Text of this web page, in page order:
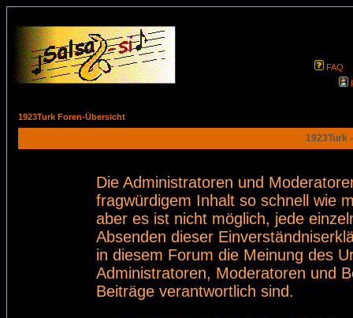
FAQ
1923Turk Foren-Übersicht
1923Turk
Die Administratoren und
fragwürdigem Inhalt so schnell wie
aber es ist nicht möglich, jede
Absenden dieser
in diesem Forum die Meinung des
Administratoren, Moderatoren und
Beiträge verantwortlich sind.